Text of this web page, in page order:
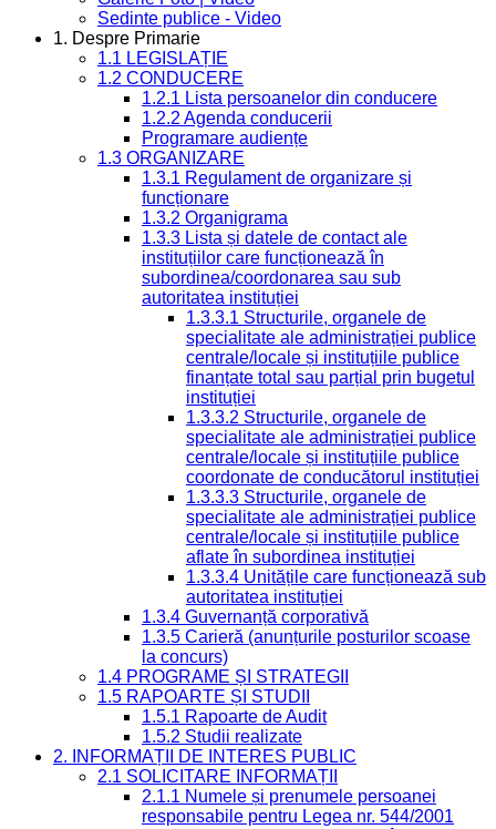
Sedinte publice - Video
1. Despre Primarie
1.1 LEGISLAȚIE
1.2 CONDUCERE
1.2.1 Lista persoanelor din conducere
1.2.2 Agenda conducerii
Programare audiențe
1.3 ORGANIZARE
1.3.1 Regulament de organizare și
funcționare
1.3.2 Organigrama
1.3.3 Lista și datele de contact ale
instituțiilor care funcționează în
subordinea/coordonarea sau sub
autoritatea instituției
1.3.3.1 Structurile, organele de
specialitate ale administrației publice
centrale/locale și instituțiile publice
finanțate total sau parțial prin bugetul
instituției
1.3.3.2 Structurile, organele de
specialitate ale administrației publice
centrale/locale și instituțiile publice
coordonate de conducătorul instituției
1.3.3.3 Structurile, organele de
specialitate ale administrației publice
centrale/locale și instituțiile publice
aflate în subordinea instituției
1.3.3.4 Unitățile care funcționează sub
autoritatea instituției
1.3.4 Guvernanță corporativă
1.3.5 Carieră (anunțurile posturilor scoase
la concurs)
1.4 PROGRAME ȘI STRATEGII
1.5 RAPOARTE ȘI STUDII
1.5.1 Rapoarte de Audit
1.5.2 Studii realizate
2. INFORMAȚII DE INTERES PUBLIC
2.1 SOLICITARE INFORMAȚII
2.1.1 Numele și prenumele persoanei
responsabile pentru Legea nr. 544/2001